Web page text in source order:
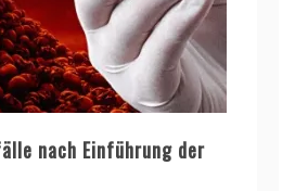
nach Einführung der